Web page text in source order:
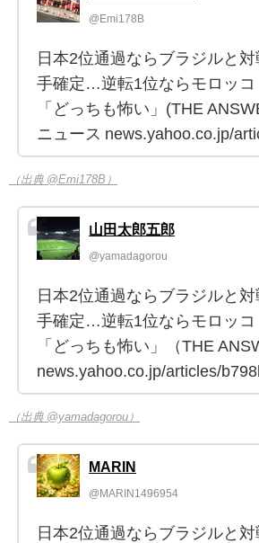
@Emi178B
日本2位通過ならブラジルと
手確定…逆転1位ならモロッ
「どっちも怖い」(THE
ニュース news.yahoo.co.jp/
（出典 @Emi178B）
山田太郎五郎
@yamadagorou
日本2位通過ならブラジルと
手確定…逆転1位ならモロッ
「どっちも怖い」（THE
news.yahoo.co.jp/articles/
（出典 @yamadagorou）
MARIN
@MARIN1496954
日本2位通過ならブラジルと